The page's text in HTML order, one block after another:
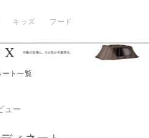
キッズ フード
ート一覧
ュー